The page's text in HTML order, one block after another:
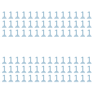
1 1 1 1 1 1 1 1 1 1 1 1 1 1
1 1 1 1 1 1 1 1 1 1 1 1 1 1
1 1 1 1 1 1 1 1 1 1 1 1 1 1
1 1 1 1 1 1 1 1 1 1 1 1 1 1
1 1 1 1 1 1 1 1 1 1 1 1 1 1
1 1 1 1 1 1 1 1 1 1 1 1 1 1